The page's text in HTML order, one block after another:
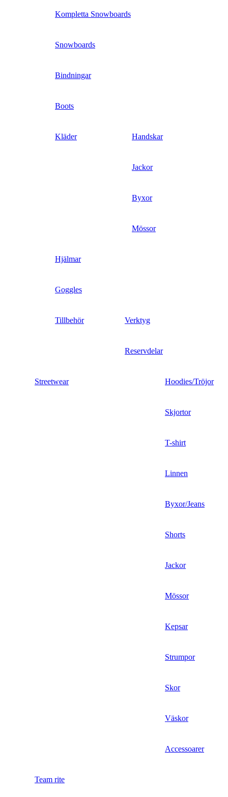
Kompletta Snowboards
Snowboards
Bindningar
Boots
Kläder Handskar
Jackor
Byxor
Mössor
Hjälmar
Goggles
Tillbehör Verktyg
Reservdelar
Streetwear Hoodies/Tröjor
Skjortor
T-shirt
Linnen
Byxor/Jeans
Shorts
Jackor
Mössor
Kepsar
Strumpor
Skor
Väskor
Accessoarer
Team rite